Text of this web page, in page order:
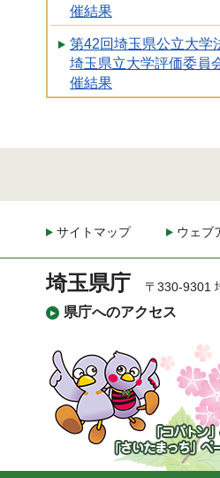
催結果
第42回埼玉県公立大学
埼玉県立大学評価委員
催結果
サイトマップ ウェブ
埼玉県庁
県庁へのアクセス
〒330-9301
「コバトン」&
まっち」